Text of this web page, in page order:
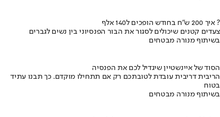
איך 200 ש"ח בחודש הופכים ל140 אלף ?
צעדים קטנים שיכולים לסגור את הבור הפנסיוני בין נשים לגברים
בשיתוף מנורה מבטחים
הסוד של איינשטיין שיגדיל לכם את הפנסיה
הריבית דריבית עובדת לטובתכם רק אם תתחילו מוקדם. כך תבנו עתיד
בטוח
בשיתוף מנורה מבטחים